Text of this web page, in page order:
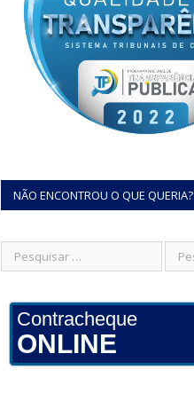
NÃO ENCONTROU O QUE QUERIA?
Contracheque
ONLINE